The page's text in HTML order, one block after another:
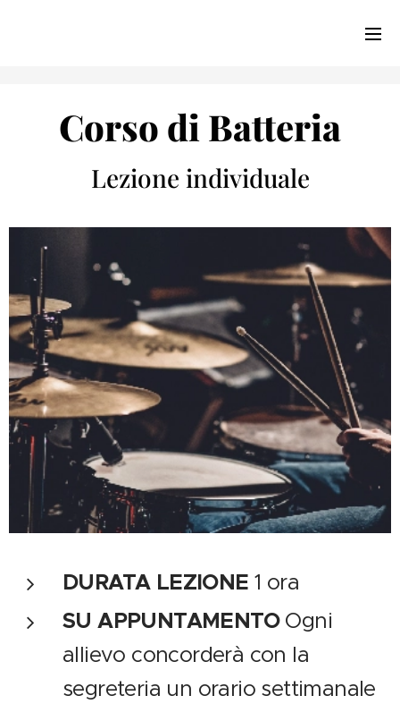
Corso di Batteria
Lezione individuale
DURATA LEZIONE 1 ora
SU APPUNTAMENTO Ogni
allievo concorderà con la
segreteria un orario settimanale